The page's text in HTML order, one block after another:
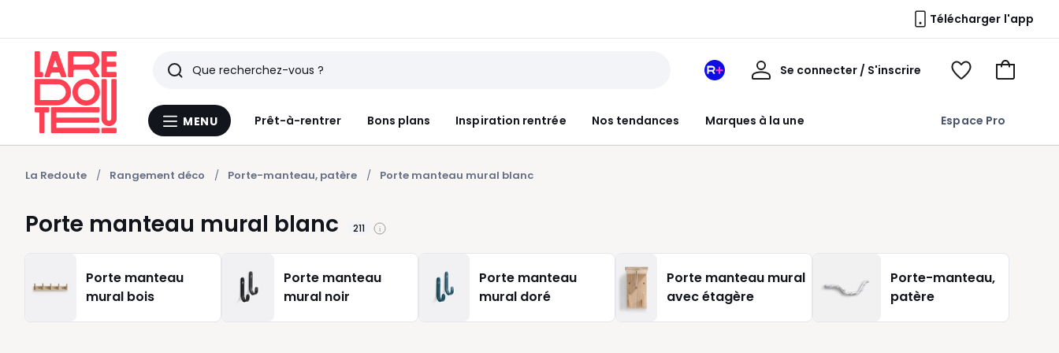
Télécharger l'app
Menu
MENU Prêt-à-rentrer Bons plans Inspiration rentrée Nos tendances Marques à la une Espace Pro
Rechercher
Derniers
articles
vus
Mon
Redoute
Se connecter / S'inscrire
Mon
Voir
Voir
La Redoute Rangement déco Porte-manteau, patère Porte manteau mural blanc
Porte manteau mural blanc 211
Porte manteau
mural bois
Porte manteau
mural noir
Porte manteau
mural doré
Porte manteau mural
avec étagère
Porte-manteau,
patère